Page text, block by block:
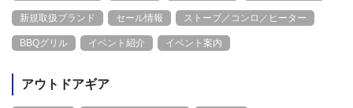
新規取扱ブランド セール情報 ストーブ／コンロ／ヒーター
BBQグリル イベント紹介 イベント案内
アウトドアギア